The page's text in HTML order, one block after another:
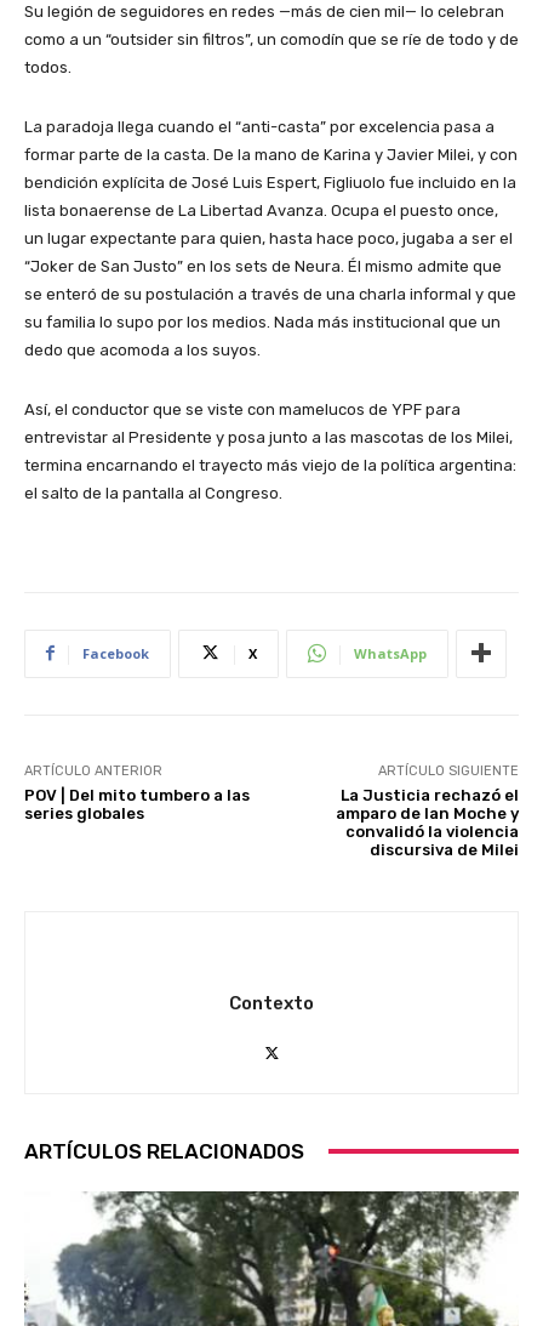
Su legión de seguidores en redes —más de cien mil— lo celebran
como a un “outsider sin filtros”, un comodín que se ríe de todo y de
todos.
La paradoja llega cuando el “anti-casta” por excelencia pasa a
formar parte de la casta. De la mano de Karina y Javier Milei, y con
bendición explícita de José Luis Espert, Figliuolo fue incluido en la
lista bonaerense de La Libertad Avanza. Ocupa el puesto once,
un lugar expectante para quien, hasta hace poco, jugaba a ser el
“Joker de San Justo” en los sets de Neura. Él mismo admite que
se enteró de su postulación a través de una charla informal y que
su familia lo supo por los medios. Nada más institucional que un
dedo que acomoda a los suyos.
Así, el conductor que se viste con mamelucos de YPF para
entrevistar al Presidente y posa junto a las mascotas de los Milei,
termina encarnando el trayecto más viejo de la política argentina:
el salto de la pantalla al Congreso.
Facebook X WhatsApp
ARTÍCULO ANTERIOR
POV | Del mito tumbero a las
series globales
ARTÍCULO SIGUIENTE
La Justicia rechazó el
amparo de Ian Moche y
convalidó la violencia
discursiva de Milei
Contexto
ARTÍCULOS RELACIONADOS